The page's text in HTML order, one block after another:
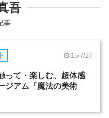
吾
事
15/7/27
って・楽しむ、超体感
ジアム「魔法の美術